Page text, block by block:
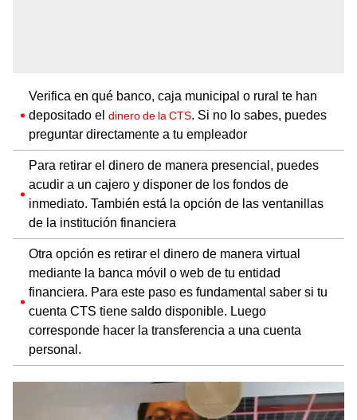
Verifica en qué banco, caja municipal o rural te han
depositado el dinero de la CTS. Si no lo sabes, puedes
preguntar directamente a tu empleador
Para retirar el dinero de manera presencial, puedes
acudir a un cajero y disponer de los fondos de
inmediato. También está la opción de las ventanillas
de la institución financiera
Otra opción es retirar el dinero de manera virtual
mediante la banca móvil o web de tu entidad
financiera. Para este paso es fundamental saber si tu
cuenta CTS tiene saldo disponible. Luego
corresponde hacer la transferencia a una cuenta
personal.